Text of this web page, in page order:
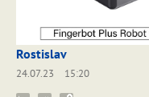
Rostislav
24.07.23
15:20